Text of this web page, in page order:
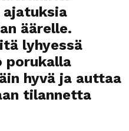
äärelle.
lyhyessä
porukalla
hyvä ja auttaa
tilannetta